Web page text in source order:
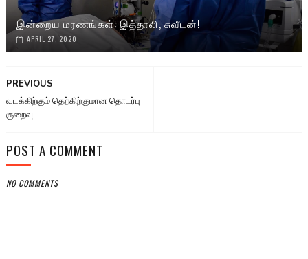
இன்றைய மரணங்கள்: இத்தாலி, சுவீடன்!
APRIL 27, 2020
PREVIOUS
வடக்கிற்கும் தெற்கிற்குமான தொடர்பு
குறைவு
POST A COMMENT
NO COMMENTS